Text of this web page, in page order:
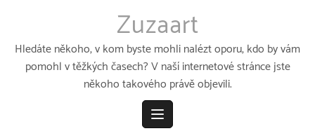
obsahu
Zuzaart
Hledáte někoho, v kom byste mohli nalézt oporu, kdo by vám
pomohl v těžkých časech? V naší internetové stránce jste
někoho takového právě objevili.